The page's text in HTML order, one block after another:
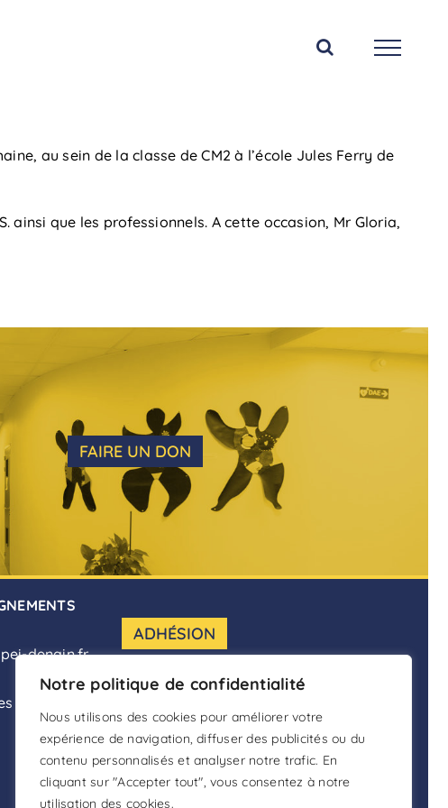
Notre politique de confidentialité
Nous utilisons des cookies pour améliorer votre
expérience de navigation, diffuser des publicités ou du
contenu personnalisés et analyser notre trafic. En
cliquant sur "Accepter tout", vous consentez à notre
utilisation des cookies.
au sein de la classe de CM2 à l’école Jules Ferry de
ainsi que les professionnels. A cette occasion, Mr Gloria,
FAIRE UN DON
denain.fr
»
ADHÉSION
FAIRE UN DON
DEVENIR BÉNÉVOLE